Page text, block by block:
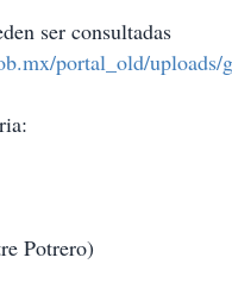
ser consultadas
portal_old/
Potrero)